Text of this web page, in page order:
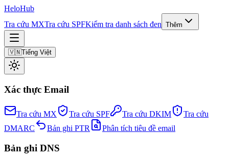
HeloHub
Tra cứu MXTra cứu SPFKiểm tra danh sách đen Thêm
🇻🇳Tiếng Việt
Xác thực Email
Tra cứu MX Tra cứu SPF Tra cứu DKIM
Tra cứu
DMARC
Bản ghi PTR Phân tích tiêu đề email
Bản ghi DNS